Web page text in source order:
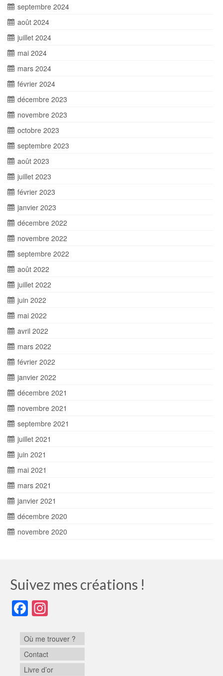
septembre 2024
août 2024
juillet 2024
mai 2024
mars 2024
février 2024
décembre 2023
novembre 2023
octobre 2023
septembre 2023
août 2023
juillet 2023
février 2023
janvier 2023
décembre 2022
novembre 2022
septembre 2022
août 2022
juillet 2022
juin 2022
mai 2022
avril 2022
mars 2022
février 2022
janvier 2022
décembre 2021
novembre 2021
septembre 2021
juillet 2021
juin 2021
mai 2021
mars 2021
janvier 2021
décembre 2020
novembre 2020
Suivez mes créations !
Facebook
Où me trouver ?
Contact
Livre d’or